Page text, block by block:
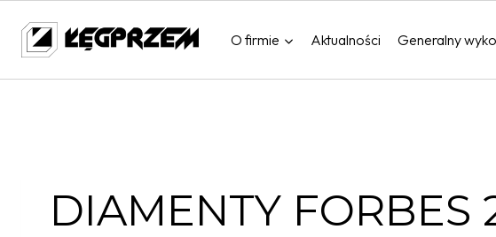
treści
O firmie Aktualności Generalny
DIAMENTY FORBES